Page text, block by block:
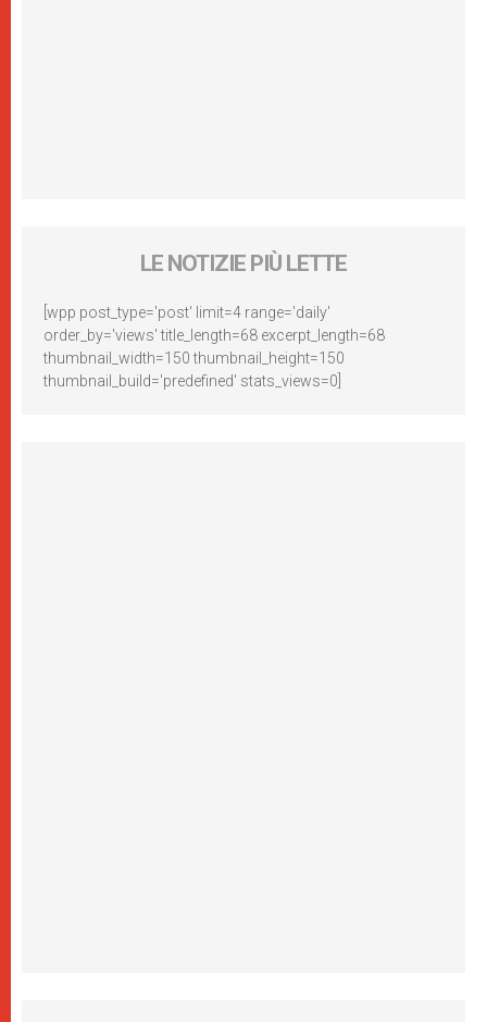
LE NOTIZIE PIÙ LETTE
[wpp post_type='post' limit=4 range='daily'
order_by='views' title_length=68 excerpt_length=68
thumbnail_width=150 thumbnail_height=150
thumbnail_build='predefined' stats_views=0]